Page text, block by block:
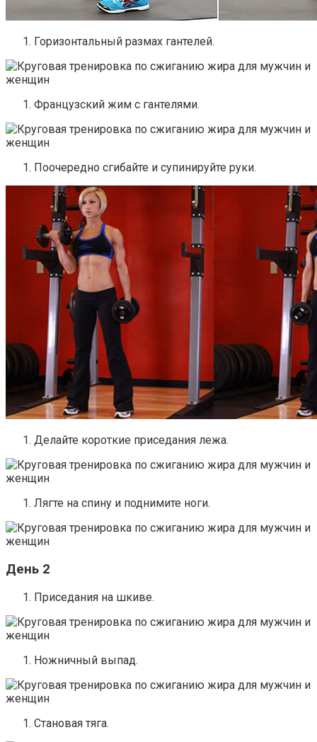
Горизонтальный размах гантелей.
Французский жим с гантелями.
Поочередно сгибайте и супинируйте руки.
Делайте короткие приседания лежа.
Лягте на спину и поднимите ноги.
День 2
Приседания на шкиве.
Ножничный выпад.
Становая тяга.